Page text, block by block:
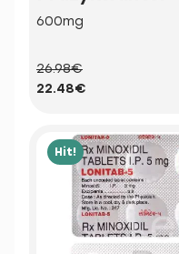
600mg
26.98€
22.48€
Hit!